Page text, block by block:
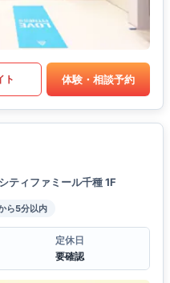
ト 体験・相談予約
ティファミール千種 1F
ら5分以内
定休日
要確認